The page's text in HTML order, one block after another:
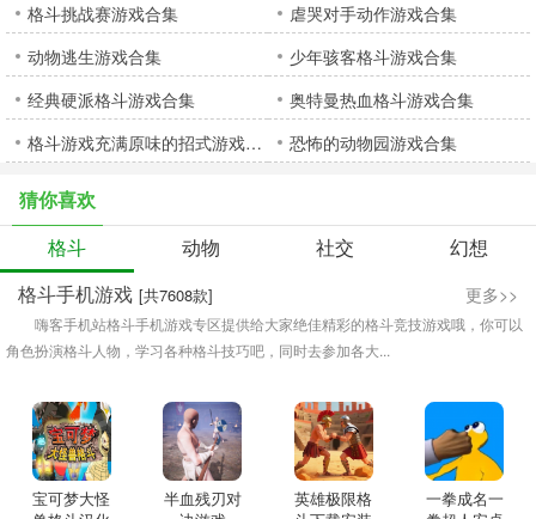
格斗挑战赛游戏合集
虐哭对手动作游戏合集
动物逃生游戏合集
少年骇客格斗游戏合集
经典硬派格斗游戏合集
奥特曼热血格斗游戏合集
格斗游戏充满原味的招式游戏合集
恐怖的动物园游戏合集
猜你喜欢
格斗
动物 社交
幻想
格斗手机游戏 [共7608款] 更多>>
嗨客手机站格斗手机游戏专区提供给大家绝佳精彩的格斗竞技游戏哦，你可以
角色扮演格斗人物，学习各种格斗技巧吧，同时去参加各大...
宝可梦大怪
半血残刃对
英雄极限格
一拳成名一